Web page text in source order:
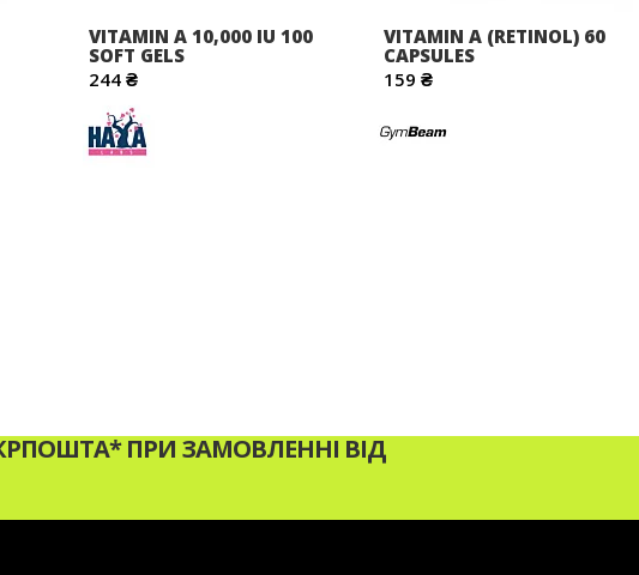
VITAMIN A 10,000 IU 100
SOFT GELS
244 ₴
VITAMIN A (RETINOL) 60
CAPSULES
159 ₴
ПРИ ЗАМОВЛЕННІ ВІД